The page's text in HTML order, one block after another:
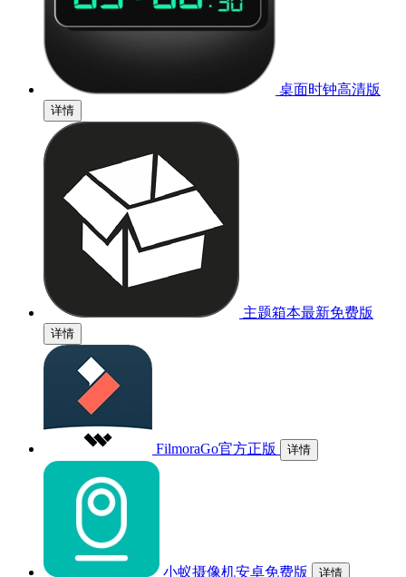
桌面时钟高清版
详情
主题箱本最新免费版
详情
FilmoraGo官方正版 详情
小蚁摄像机安卓免费版 详情